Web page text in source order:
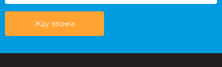
Жду звонка